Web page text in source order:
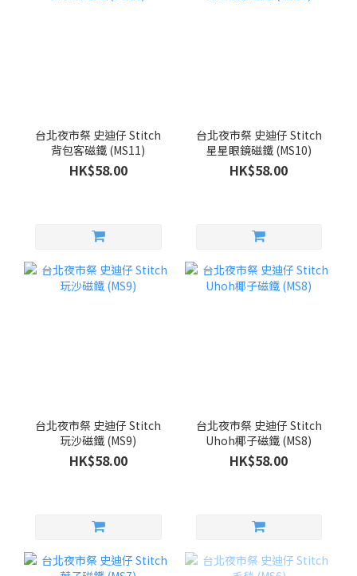
台北夜市祭 史迪仔 Stitch
背包客磁鐵 (MS11)
HK$58.00
台北夜市祭 史迪仔 Stitch
星星眼鏡磁鐵 (MS10)
HK$58.00
台北夜市祭 史迪仔 Stitch
玩沙磁鐵 (MS9)
HK$58.00
台北夜市祭 史迪仔 Stitch
Uhoh椰子磁鐵 (MS8)
HK$58.00